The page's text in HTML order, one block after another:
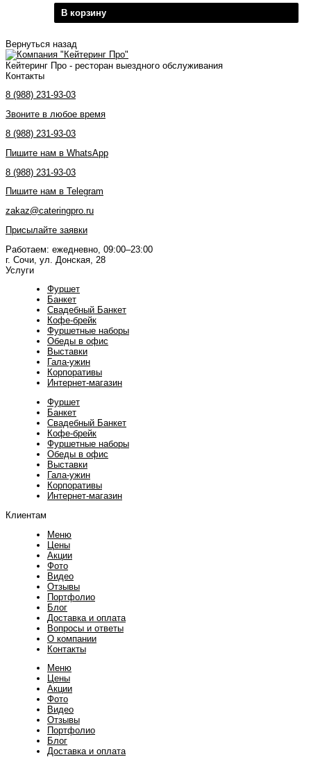
В корзину
Вернуться назад
Кейтеринг Про - ресторан выездного обслуживания
Контакты
8 (988) 231-93-03
Звоните в любое время
8 (988) 231-93-03
Пишите нам в WhatsApp
8 (988) 231-93-03
Пишите нам в Telegram
zakaz@cateringpro.ru
Присылайте заявки
Работаем: ежедневно, 09:00–23:00
г. Сочи, ул. Донская, 28
Услуги
Фуршет
Банкет
Свадебный Банкет
Кофе-брейк
Фуршетные наборы
Обеды в офис
Выставки
Гала-ужин
Корпоративы
Интернет-магазин
Фуршет
Банкет
Свадебный Банкет
Кофе-брейк
Фуршетные наборы
Обеды в офис
Выставки
Гала-ужин
Корпоративы
Интернет-магазин
Клиентам
Меню
Цены
Акции
Фото
Видео
Отзывы
Портфолио
Блог
Доставка и оплата
Вопросы и ответы
О компании
Контакты
Меню
Цены
Акции
Фото
Видео
Отзывы
Портфолио
Блог
Доставка и оплата